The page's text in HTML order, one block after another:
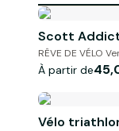
Scott
RÊVE DE VÉLO
À partir de
Vélo